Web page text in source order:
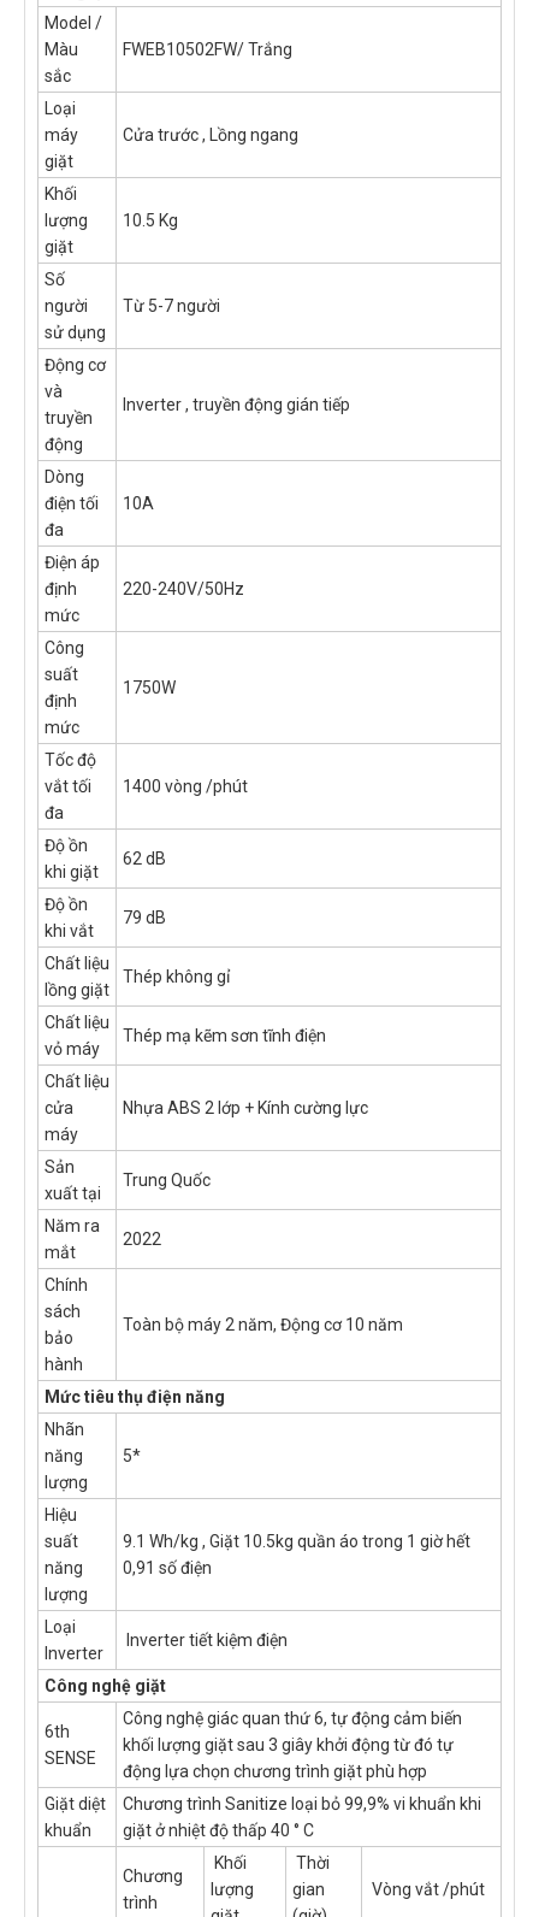
Model /
Màu
sắc
FWEB10502FW/ Trắng
Loại
máy
giặt
Cửa trước , Lồng ngang
Khối
lượng
giặt
10.5 Kg
Số
người
sử dụng
Từ 5-7 người
Động cơ
và
truyền
động
Inverter , truyền động gián tiếp
Dòng
điện tối
đa
10A
Điện áp
định
mức
220-240V/50Hz
Công
suất
định
mức
1750W
Tốc độ
vắt tối
đa
1400 vòng /phút
Độ ồn
khi giặt
62 dB
Độ ồn
khi vắt
79 dB
Chất liệu
lồng giặt
Thép không gỉ
Chất liệu
vỏ máy
Thép mạ kẽm sơn tĩnh điện
Chất liệu
cửa
máy
Nhựa ABS 2 lớp + Kính cường lực
Sản
xuất tại
Trung Quốc
Năm ra
mắt
2022
Chính
sách
bảo
hành
Toàn bộ máy 2 năm, Động cơ 10 năm
Mức tiêu thụ điện năng
Nhãn
năng
lượng
5*
Hiệu
suất
năng
lượng
9.1 Wh/kg , Giặt 10.5kg quần áo trong 1 giờ hết
0,91 số điện
Loại
Inverter
Inverter tiết kiệm điện
Công nghệ giặt
6th
SENSE
Công nghệ giác quan thứ 6, tự động cảm biến
khối lượng giặt sau 3 giây khởi động từ đó tự
động lựa chọn chương trình giặt phù hợp
Giặt diệt
khuẩn
Chương trình Sanitize loại bỏ 99,9% vi khuẩn khi
giặt ở nhiệt độ thấp 40 ° C
Chương
trình
Khối
lượng
Thời
gian
Vòng vắt /phút